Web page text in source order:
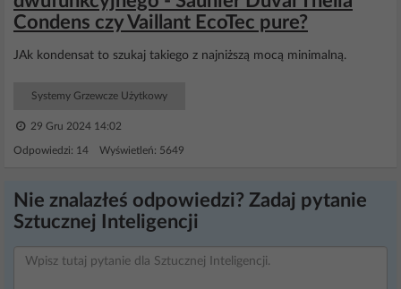
Condens czy Vaillant EcoTec pure?
JAk kondensat to szukaj takiego z najniższą mocą minimalną.
Systemy Grzewcze Użytkowy
29 Gru 2024 14:02
Odpowiedzi: 14 Wyświetleń: 5649
Nie znalazłeś odpowiedzi? Zadaj pytanie
Sztucznej Inteligencji